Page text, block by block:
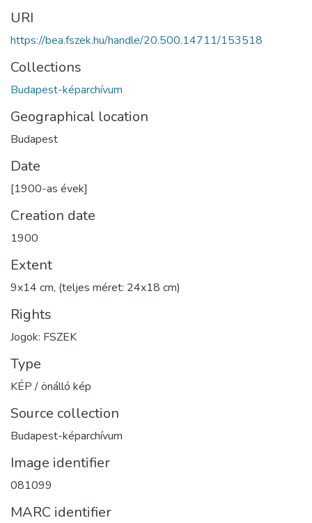
URI
https://bea.fszek.hu/handle/20.500.14711/153518
Collections
Budapest-képarchívum
Geographical location
Budapest
Date
[1900-as évek]
Creation date
1900
Extent
9x14 cm, (teljes méret: 24x18 cm)
Rights
Jogok: FSZEK
Type
KÉP / önálló kép
Source collection
Budapest-képarchívum
Image identifier
081099
MARC identifier